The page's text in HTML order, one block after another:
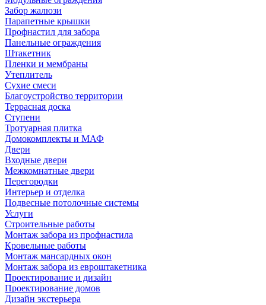
Забор жалюзи
Парапетные крышки
Профнастил для забора
Панельные ограждения
Штакетник
Пленки и мембраны
Утеплитель
Сухие смеси
Благоустройство территории
Террасная доска
Ступени
Тротуарная плитка
Домокомплекты и МАФ
Двери
Входные двери
Межкомнатные двери
Перегородки
Интерьер и отделка
Подвесные потолочные системы
Услуги
Строительные работы
Монтаж забора из профнастила
Кровельные работы
Монтаж мансардных окон
Монтаж забора из евроштакетника
Проектирование и дизайн
Проектирование домов
Дизайн экстерьера